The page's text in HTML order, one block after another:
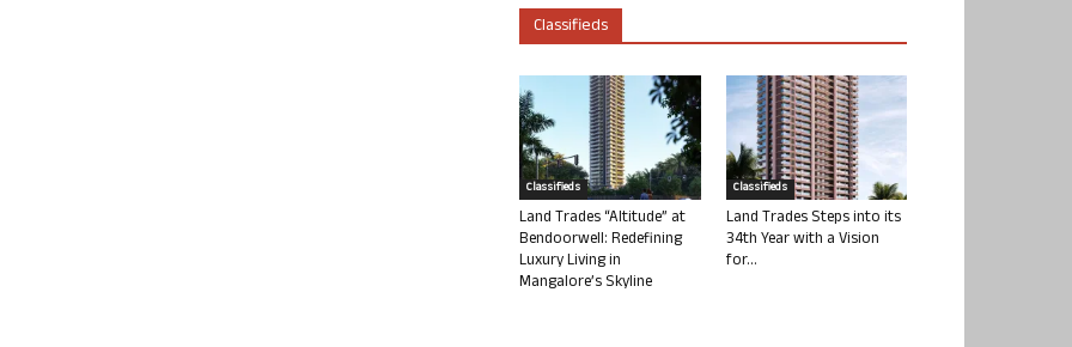
Classifieds
Classifieds
Land Trades “Altitude” at
Bendoorwell: Redefining
Luxury Living in
Mangalore’s Skyline
Classifieds
Land Trades Steps into its
34th Year with a Vision
for...